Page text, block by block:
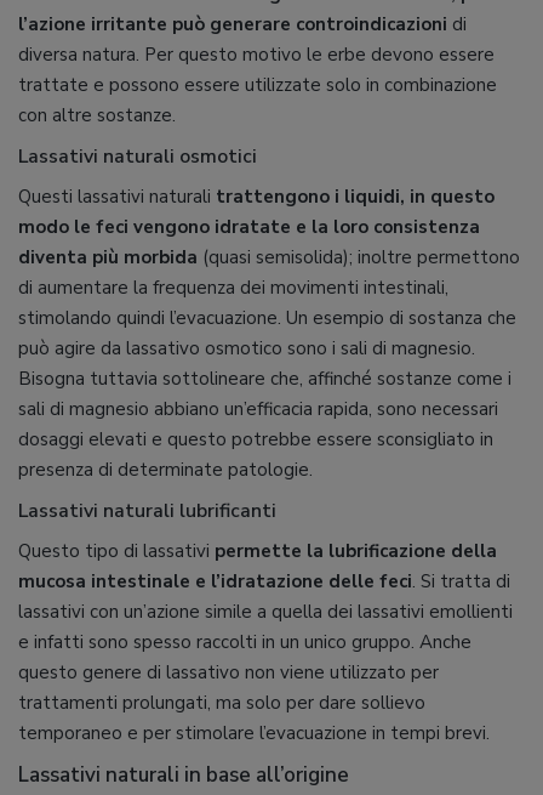
l’azione irritante può generare controindicazioni di
diversa natura. Per questo motivo le erbe devono essere
trattate e possono essere utilizzate solo in combinazione
con altre sostanze.
Lassativi naturali osmotici
Questi lassativi naturali trattengono i liquidi, in questo
modo le feci vengono idratate e la loro consistenza
diventa più morbida (quasi semisolida); inoltre permettono
di aumentare la frequenza dei movimenti intestinali,
stimolando quindi l’evacuazione. Un esempio di sostanza che
può agire da lassativo osmotico sono i sali di magnesio.
Bisogna tuttavia sottolineare che, affinché sostanze come i
sali di magnesio abbiano un’efficacia rapida, sono necessari
dosaggi elevati e questo potrebbe essere sconsigliato in
presenza di determinate patologie.
Lassativi naturali lubrificanti
Questo tipo di lassativi permette la lubrificazione della
mucosa intestinale e l’idratazione delle feci. Si tratta di
lassativi con un’azione simile a quella dei lassativi emollienti
e infatti sono spesso raccolti in un unico gruppo. Anche
questo genere di lassativo non viene utilizzato per
trattamenti prolungati, ma solo per dare sollievo
temporaneo e per stimolare l’evacuazione in tempi brevi.
Lassativi naturali in base all’origine